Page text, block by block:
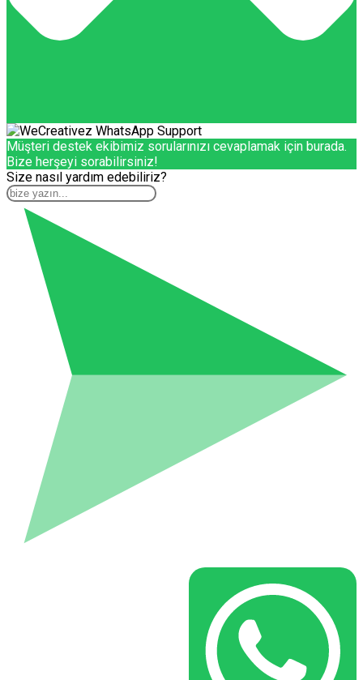
Müşteri destek ekibimiz sorularınızı cevaplamak için burada.
Bize herşeyi sorabilirsiniz!
Size nasıl yardım edebiliriz?